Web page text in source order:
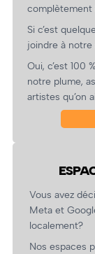
complètement
Si c’est
joindre à notre
Oui, c’est 100
notre plume,
artistes qu’on
Vous avez
Meta et
localement?
Nos espaces